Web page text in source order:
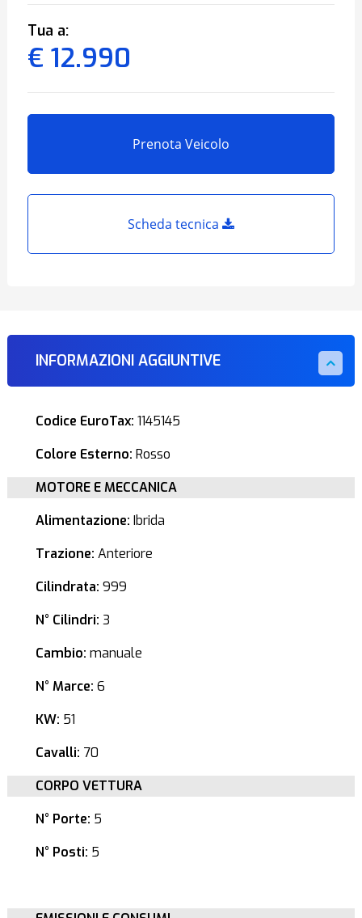
Tua a:
€ 12.990
Prenota Veicolo
Scheda tecnica
INFORMAZIONI AGGIUNTIVE
Codice EuroTax: 1145145
Colore Esterno: Rosso
MOTORE E MECCANICA
Alimentazione: Ibrida
Trazione: Anteriore
Cilindrata: 999
N° Cilindri: 3
Cambio: manuale
N° Marce: 6
KW: 51
Cavalli: 70
CORPO VETTURA
N° Porte: 5
N° Posti: 5